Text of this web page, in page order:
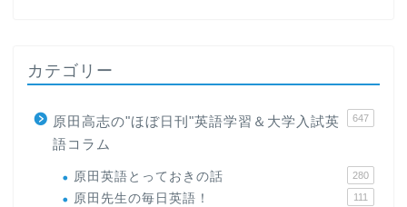
カテゴリー
原田高志の"ほぼ日刊"英語学習＆大学入試英
語コラム
647
原田英語とっておきの話 280
原田先生の毎日英語！ 111